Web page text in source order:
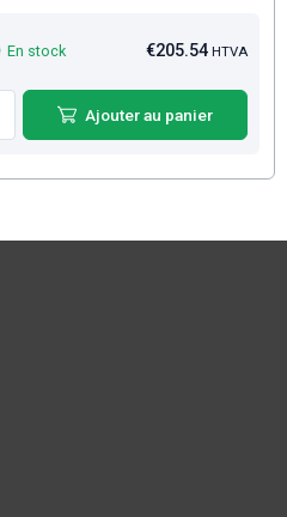
€205.54 HTVA
En stock
Ajouter au panier